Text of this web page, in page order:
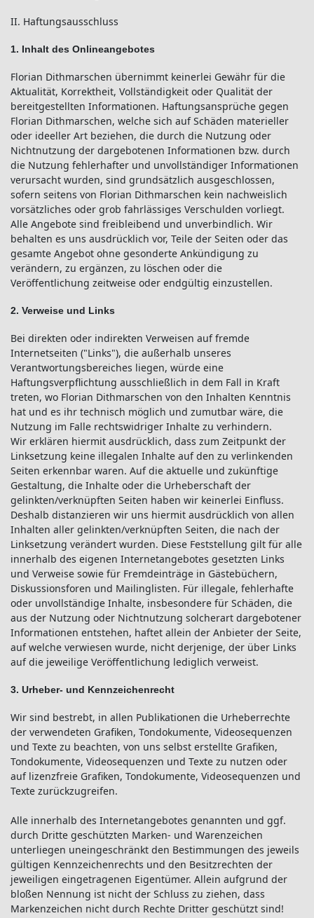
II. Haftungsausschluss
1. Inhalt des Onlineangebotes
Florian Dithmarschen übernimmt keinerlei Gewähr für die
Aktualität, Korrektheit, Vollständigkeit oder Qualität der
bereitgestellten Informationen. Haftungsansprüche gegen
Florian Dithmarschen, welche sich auf Schäden materieller
oder ideeller Art beziehen, die durch die Nutzung oder
Nichtnutzung der dargebotenen Informationen bzw. durch
die Nutzung fehlerhafter und unvollständiger Informationen
verursacht wurden, sind grundsätzlich ausgeschlossen,
sofern seitens von Florian Dithmarschen kein nachweislich
vorsätzliches oder grob fahrlässiges Verschulden vorliegt.
Alle Angebote sind freibleibend und unverbindlich. Wir
behalten es uns ausdrücklich vor, Teile der Seiten oder das
gesamte Angebot ohne gesonderte Ankündigung zu
verändern, zu ergänzen, zu löschen oder die
Veröffentlichung zeitweise oder endgültig einzustellen.
2. Verweise und Links
Bei direkten oder indirekten Verweisen auf fremde
Internetseiten ("Links"), die außerhalb unseres
Verantwortungsbereiches liegen, würde eine
Haftungsverpflichtung ausschließlich in dem Fall in Kraft
treten, wo Florian Dithmarschen von den Inhalten Kenntnis
hat und es ihr technisch möglich und zumutbar wäre, die
Nutzung im Falle rechtswidriger Inhalte zu verhindern.
Wir erklären hiermit ausdrücklich, dass zum Zeitpunkt der
Linksetzung keine illegalen Inhalte auf den zu verlinkenden
Seiten erkennbar waren. Auf die aktuelle und zukünftige
Gestaltung, die Inhalte oder die Urheberschaft der
gelinkten/verknüpften Seiten haben wir keinerlei Einfluss.
Deshalb distanzieren wir uns hiermit ausdrücklich von allen
Inhalten aller gelinkten/verknüpften Seiten, die nach der
Linksetzung verändert wurden. Diese Feststellung gilt für alle
innerhalb des eigenen Internetangebotes gesetzten Links
und Verweise sowie für Fremdeinträge in Gästebüchern,
Diskussionsforen und Mailinglisten. Für illegale, fehlerhafte
oder unvollständige Inhalte, insbesondere für Schäden, die
aus der Nutzung oder Nichtnutzung solcherart dargebotener
Informationen entstehen, haftet allein der Anbieter der Seite,
auf welche verwiesen wurde, nicht derjenige, der über Links
auf die jeweilige Veröffentlichung lediglich verweist.
3. Urheber- und Kennzeichenrecht
Wir sind bestrebt, in allen Publikationen die Urheberrechte
der verwendeten Grafiken, Tondokumente, Videosequenzen
und Texte zu beachten, von uns selbst erstellte Grafiken,
Tondokumente, Videosequenzen und Texte zu nutzen oder
auf lizenzfreie Grafiken, Tondokumente, Videosequenzen und
Texte zurückzugreifen.
Alle innerhalb des Internetangebotes genannten und ggf.
durch Dritte geschützten Marken- und Warenzeichen
unterliegen uneingeschränkt den Bestimmungen des jeweils
gültigen Kennzeichenrechts und den Besitzrechten der
jeweiligen eingetragenen Eigentümer. Allein aufgrund der
bloßen Nennung ist nicht der Schluss zu ziehen, dass
Markenzeichen nicht durch Rechte Dritter geschützt sind!